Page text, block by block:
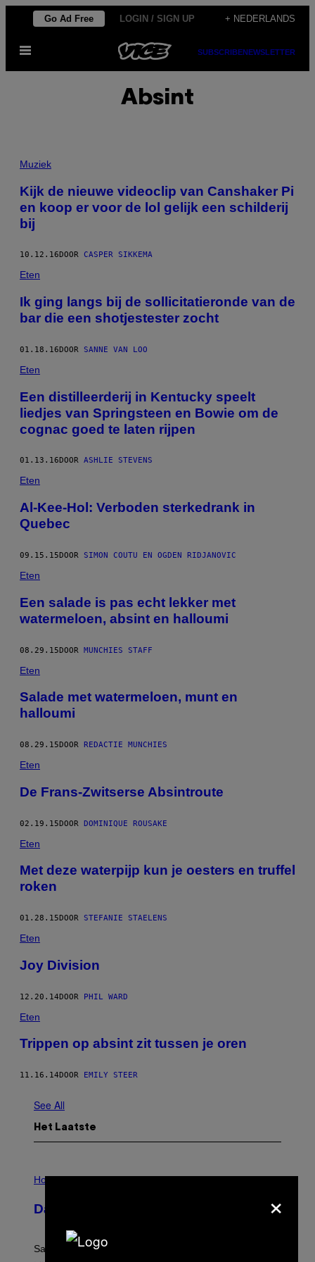
de
Go Ad Free LOGIN / SIGN UP + NEDERLANDS
Open
SUBSCRIBENEWSLETTER
Absint
Muziek
Kijk de nieuwe videoclip van Canshaker Pi
en koop er voor de lol gelijk een schilderij
bij
10.12.16 DOOR CASPER SIKKEMA
Eten
Ik ging langs bij de sollicitatieronde van de
bar die een shotjestester zocht
01.18.16DOOR SANNE VAN LOO
Eten
Een distilleerderij in Kentucky speelt
liedjes van Springsteen en Bowie om de
cognac goed te laten rijpen
01.13.16 DOOR ASHLIE STEVENS
Eten
Al-Kee-Hol: Verboden sterkedrank in
Quebec
09.15.15DOOR SIMON COUTU EN OGDEN RIDJANOVIC
Eten
Een salade is pas echt lekker met
watermeloen, absint en halloumi
08.29.15DOOR MUNCHIES STAFF
Eten
Salade met watermeloen, munt en
halloumi
08.29.15 DOOR REDACTIE MUNCHIES
Eten
De Frans-Zwitserse Absintroute
02.19.15DOOR DOMINIQUE ROUSAKE
Eten
Met deze waterpijp kun je oesters en truffel
roken
01.28.15 DOOR STEFANIE STAELENS
Eten
Joy Division
12.20.14DOOR PHIL WARD
Eten
Trippen op absint zit tussen je oren
11.16.14 DOOR EMILY STEER
See All
Het Laatste
L
S
T
Horoscopes
Daily Horoscope: August 6, 2026
Saturn trines the Sun today and Venus comes home to
×